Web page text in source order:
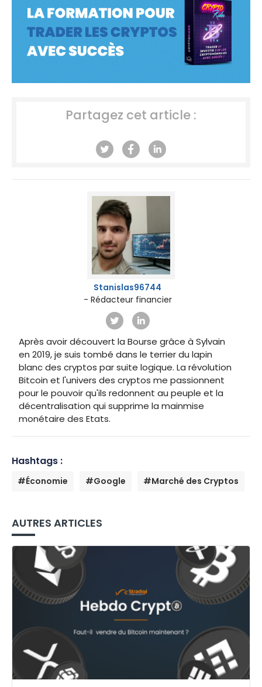
Partagez cet article :
Stanislas96744
- Rédacteur financier
Après avoir découvert la Bourse grâce à Sylvain
en 2019, je suis tombé dans le terrier du lapin
blanc des cryptos par suite logique. La révolution
Bitcoin et l'univers des cryptos me passionnent
pour le pouvoir qu'ils redonnent au peuple et la
décentralisation qui supprime la mainmise
monétaire des Etats.
Hashtags :
#Économie #Google #Marché des Cryptos
AUTRES ARTICLES